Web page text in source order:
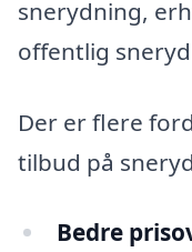
snerydning,
offentlig
Der er flere
tilbud på
Bedre